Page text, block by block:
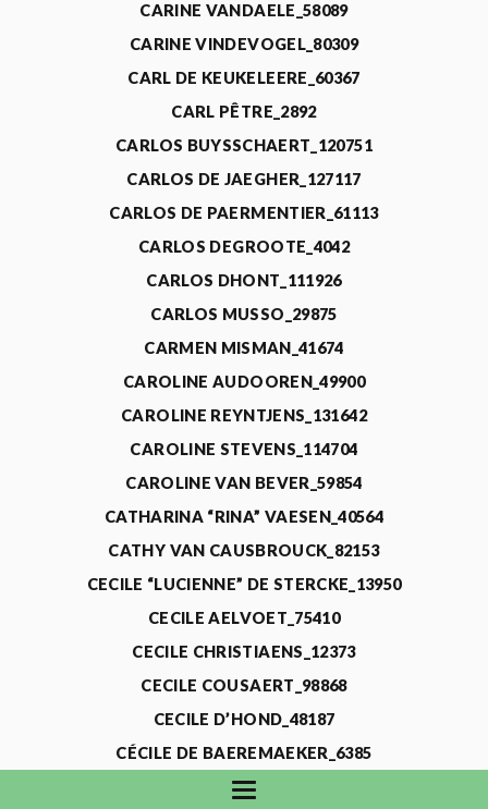
CARINE VANDAELE_58089
CARINE VINDEVOGEL_80309
CARL DE KEUKELEERE_60367
CARL PÊTRE_2892
CARLOS BUYSSCHAERT_120751
CARLOS DE JAEGHER_127117
CARLOS DE PAERMENTIER_61113
CARLOS DEGROOTE_4042
CARLOS DHONT_111926
CARLOS MUSSO_29875
CARMEN MISMAN_41674
CAROLINE AUDOOREN_49900
CAROLINE REYNTJENS_131642
CAROLINE STEVENS_114704
CAROLINE VAN BEVER_59854
CATHARINA “RINA” VAESEN_40564
CATHY VAN CAUSBROUCK_82153
CECILE “LUCIENNE” DE STERCKE_13950
CECILE AELVOET_75410
CECILE CHRISTIAENS_12373
CECILE COUSAERT_98868
CECILE D’HOND_48187
CÉCILE DE BAEREMAEKER_6385
CECILE DE WAELE_4731